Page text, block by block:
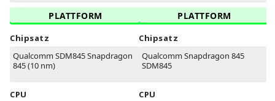
PLATTFORM
Chipsatz
Qualcomm SDM845 Snapdragon
845 (10 nm)
CPU
PLATTFORM
Chipsatz
Qualcomm Snapdragon 845
SDM845
CPU